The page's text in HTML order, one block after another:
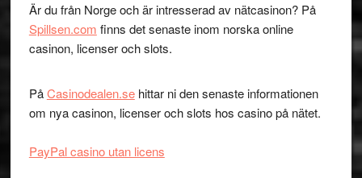
Är du från Norge och är intresserad av nätcasinon? På
Spillsen.com finns det senaste inom norska online
casinon, licenser och slots.
PåCasinodealen.sehittar ni den senaste informationen
om nya casinon, licenser och slots hos casino på nätet.
PayPal casino utan licens